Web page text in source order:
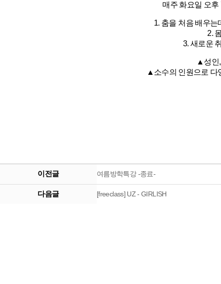
매주 화요일 오
1. 춤을 처음 배우
2.
3. 새로운
▲성인
▲소수의 인원으로 다
이전글 여름방학특강 -종료-
다음글 [freeclass] UZ - GIRLISH